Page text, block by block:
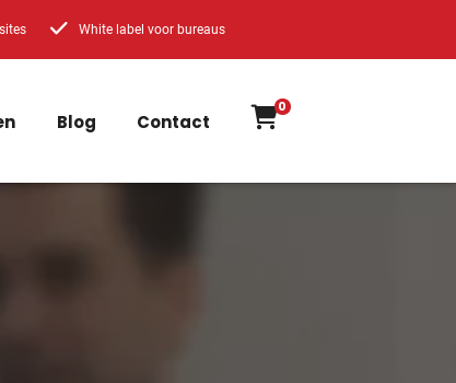
White label voor bureaus
Blog Contact
0